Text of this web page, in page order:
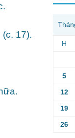
17).
H
5
12
19
26